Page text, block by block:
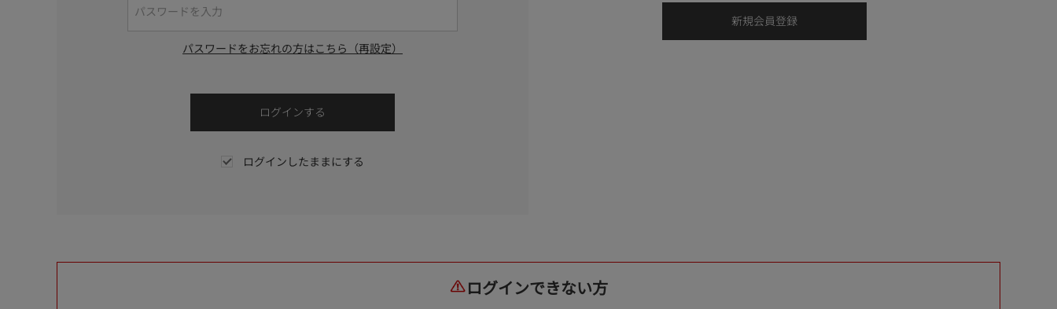
パスワードをお忘れの方はこちら（再設定）
ログインしたままにする
ログインできない方